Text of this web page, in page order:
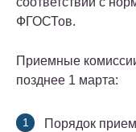
ФГОСТов.
Приемные
позднее 1 марта:
Порядок